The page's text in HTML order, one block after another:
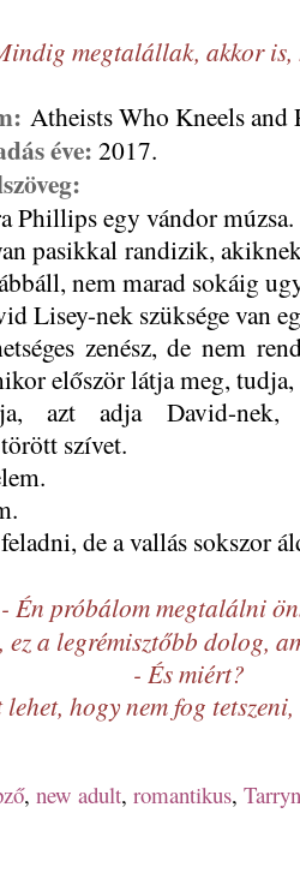
megtalállak, akkor is,
Atheists Who Kneels and
éve: 2017.
Phillips egy vándor múzsa.
pasikkal randizik,
nem marad sokáig
Lisey-nek szüksége van
zenész, de nem
először látja meg,
azt adja David-nek,
szívet.
de a vallás sokszor
Én próbálom megtalálni
ez a legrémisztőbb dolog,
- És miért?
hogy nem fog
, new adult, romantikus,